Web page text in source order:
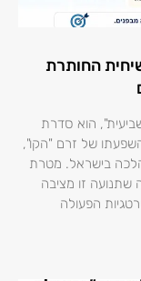
החותרת
הוא סדרת
של זרם "הקו",
בישראל. מטרת
שתנועה זו מציבה
הפעולה